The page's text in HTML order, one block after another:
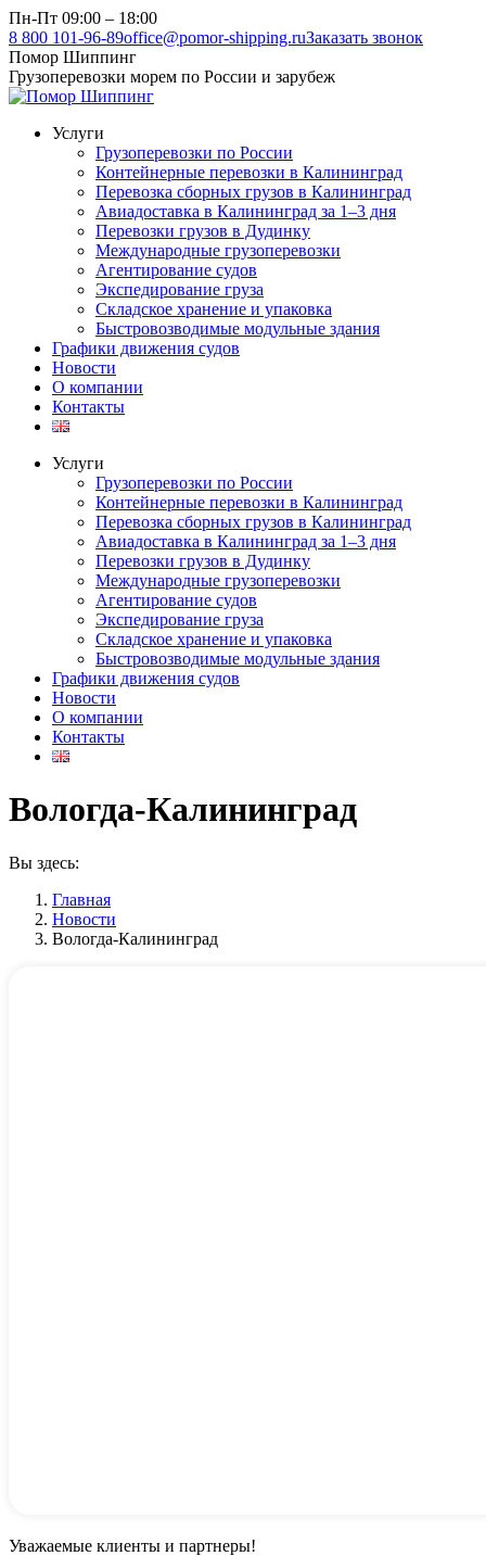
Перейти
к
содержанию
Пн-Пт 09:00 – 18:00
8 800 101-96-89office@pomor-shipping.ruЗаказать звонок
Помор Шиппинг
Грузоперевозки морем по России и зарубеж
Услуги
Грузоперевозки по России
Контейнерные перевозки в Калининград
Перевозка сборных грузов в Калининград
Авиадоставка в Калининград за 1–3 дня
Перевозки грузов в Дудинку
Международные грузоперевозки
Агентирование судов
Экспедирование груза
Складское хранение и упаковка
Быстровозводимые модульные здания
Графики движения судов
Новости
О компании
Контакты
Услуги
Грузоперевозки по России
Контейнерные перевозки в Калининград
Перевозка сборных грузов в Калининград
Авиадоставка в Калининград за 1–3 дня
Перевозки грузов в Дудинку
Международные грузоперевозки
Агентирование судов
Экспедирование груза
Складское хранение и упаковка
Быстровозводимые модульные здания
Графики движения судов
Новости
О компании
Контакты
Вологда-Калининград
Вы здесь:
Главная
Новости
Вологда-Калининград
Уважаемые клиенты и партнеры!